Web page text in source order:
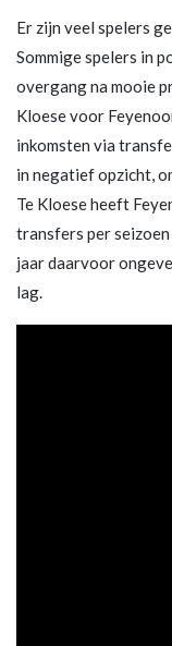
Er zijn veel spelers
Sommige spelers in
overgang na mooie
Kloese voor
inkomsten via
in negatief opzicht,
Te Kloese heeft
transfers per seizoen
jaar daarvoor
lag.